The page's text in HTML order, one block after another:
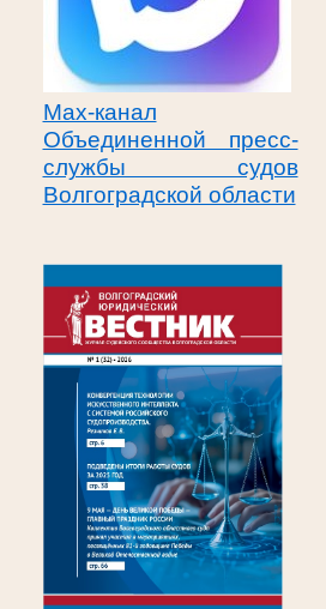
Max-канал
Объединенной пресс-
службы судов
Волгоградской области